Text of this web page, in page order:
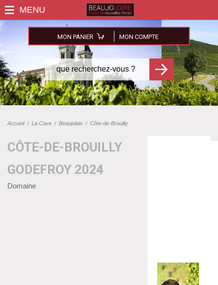
MON PANIER MON COMPTE
Accueil/ La Cave / Beaujolais / Côte-de-Brouilly
CÔTE-DE-BROUILLY
GODEFROY 2024
Domaine